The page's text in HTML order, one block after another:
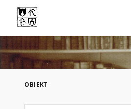
OBIEKT